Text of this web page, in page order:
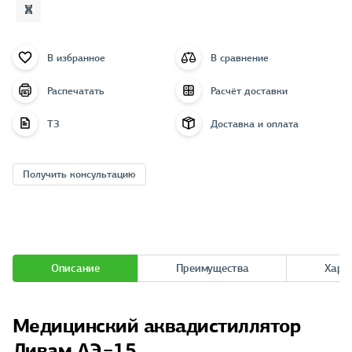
В избранное В сравнение
Распечатать Расчёт доставки
ТЗ Доставка и оплата
Получить консультацию
Описание Преимущества
Медицинский аквадистиллятор